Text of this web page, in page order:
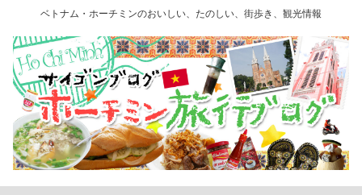
ベトナム・ホーチミンのおいしい、たのしい、街歩き、観光情報